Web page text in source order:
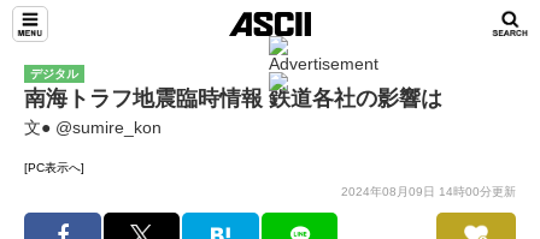
デジタル
南海トラフ地震臨時情報 鉄道各社の影響は
文● @sumire_kon
[PC表示へ]
2024年08月09日 14時00分更新